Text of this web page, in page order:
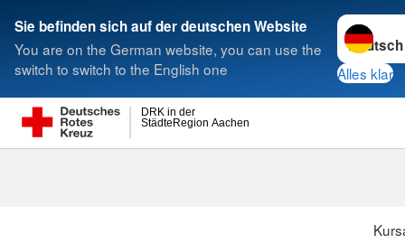
Sie befinden sich auf der deutschen Website
You are on the German website, you can use the
switch to switch to the English one
Sprache
Alles klar
StädteRegion Aachen
DRK in der
Suche